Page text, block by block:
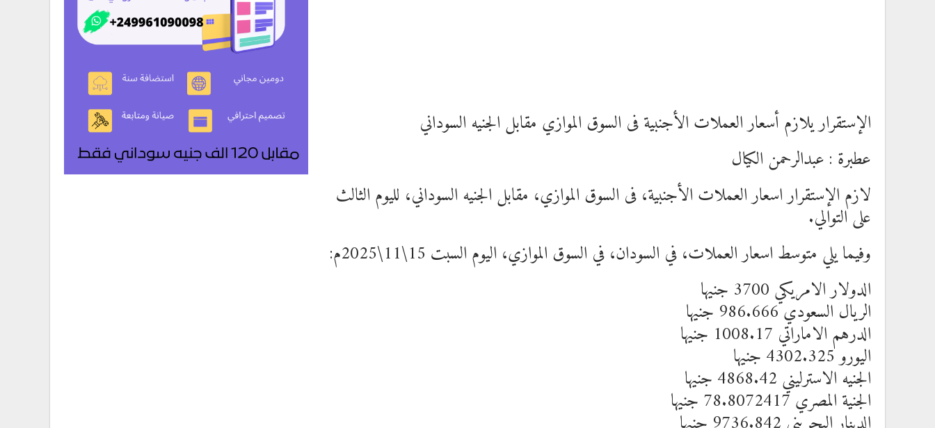
الإستقرار يلازم أسعار العملات الأجنبية فى السوق الموازي مقابل الجنيه السوداني
عطبرة : عبدالرحمن الكيال
لازم الإستقرار اسعار العملات الأجنبية، فى السوق الموازي، مقابل الجنيه السوداني، لليوم الثالث
على التوالي.
وفيما يلي متوسط اسعار العملات، في السودان، في السوق الموازي، اليوم السبت 15\11\2025م:
الدولار الامريكي 3700 جنيها
الريال السعودي 986.666 جنيها
الدرهم الاماراتي 1008.17 جنيها
اليورو 4302.325 جنيها
الجنيه الاسترليني 4868.42 جنيها
الجنية المصري 78.8072417 جنيها